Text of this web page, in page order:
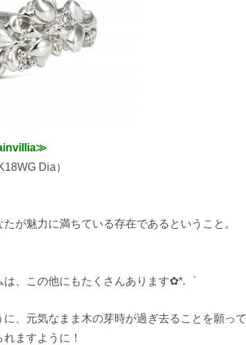
Dia）
が魅力に満ちている存在であるということ。
、この他にもたくさんあります✿*.゜
、元気なまま木の芽時が過ぎ去ることを願って
ますように！